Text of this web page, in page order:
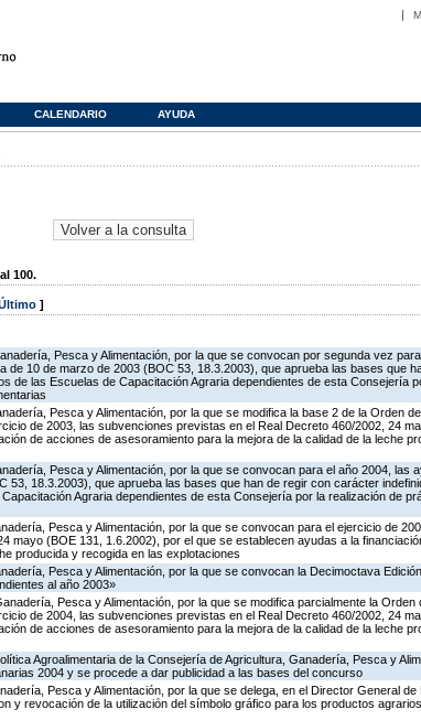
CALENDARIO AYUDA
100.
]
Pesca y Alimentación, por la que se convocan por segunda vez para
de 10 de marzo de 2003 (BOC 53, 18.3.2003), que aprueba las bases que
de las Escuelas de Capacitación Agraria dependientes de esta Consejería
Pesca y Alimentación, por la que se modifica la base 2 de la Orden
de 2003, las subvenciones previstas en el Real Decreto 460/2002, 24
de acciones de asesoramiento para la mejora de la calidad de la leche
Pesca y Alimentación, por la que se convocan para el año 2004, las
53, 18.3.2003), que aprueba las bases que han de regir con carácter
Agraria dependientes de esta Consejería por la realización de
Pesca y Alimentación, por la que se convocan para el ejercicio de
mayo (BOE 131, 1.6.2002), por el que se establecen ayudas a la
producida y recogida en las explotaciones
Pesca y Alimentación, por la que se convocan la Decimoctava
al año 2003»
Pesca y Alimentación, por la que se modifica parcialmente la Orden
de 2004, las subvenciones previstas en el Real Decreto 460/2002, 24
de acciones de asesoramiento para la mejora de la calidad de la leche
Agroalimentaria de la Consejería de Agricultura, Ganadería, Pesca y
2004 y se procede a dar publicidad a las bases del concurso
Pesca y Alimentación, por la que se delega, en el Director General de
y revocación de la utilización del símbolo gráfico para los productos